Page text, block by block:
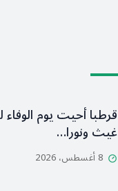
قرطبا أحيت يوم
غيث ونورا…
8 أغسطس، 2026